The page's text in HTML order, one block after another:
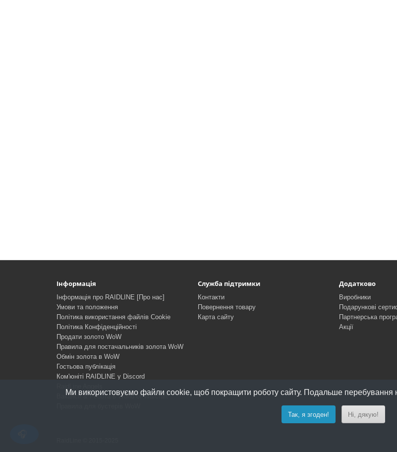
Інформація
Інформація про RAIDLINE [Про нас]
Умови та положення
Політика використання файлів Cookie
Політика Конфіденційності
Продати золото WoW
Правила для постачальників золота WoW
Обмін золота в WoW
Гостьова публікація
Ком'юніті RAIDLINE у Discord
Вакансії & Робота в World of Warcraft
Служба підтримки
Контакти
Повернення товару
Карта сайту
Додатково
Виробники
Подарункові
Партнерська
Акції
Ми використовуємо файли cookie, щоб покращити роботу сайту. Подальше перебування
Так, я згоден! Ні, дякую!